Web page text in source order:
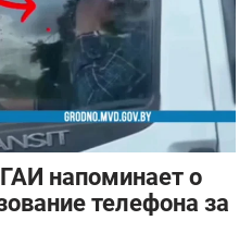
напоминает о
телефона за